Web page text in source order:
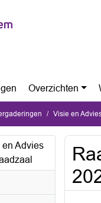
Overzichten
Visie en
Advies